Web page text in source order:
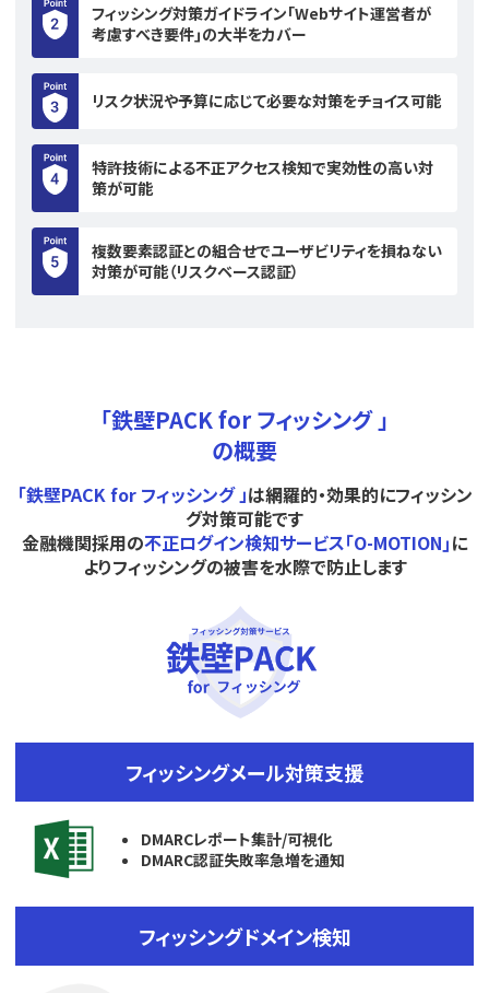
フィッシング対策ガイドライン｢Webサイト運営者が
考慮すべき要件｣の大半をカバー
リスク状況や予算に応じて必要な対策をチョイス可能
特許技術による不正アクセス検知で実効性の高い対
策が可能
複数要素認証との組合せでユーザビリティを損ねない
対策が可能（リスクベース認証）
「鉄壁PACK for フィッシング 」
の概要
｢鉄壁PACK for フィッシング 」は網羅的・効果的にフィッシン
グ対策可能です
金融機関採用の不正ログイン検知サービス｢O-MOTION｣に
よりフィッシングの被害を水際で防止します
フィッシングメール対策支援
DMARCレポート集計/可視化
DMARC認証失敗率急増を通知
フィッシングドメイン検知